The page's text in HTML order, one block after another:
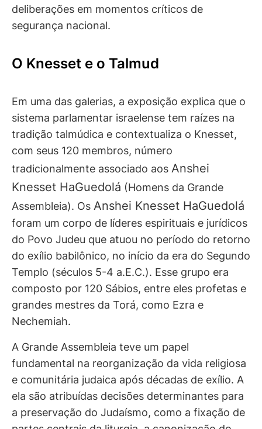
deliberações em momentos críticos de
segurança nacional.
O Knesset e o Talmud
Em uma das galerias, a exposição explica que o
sistema parlamentar israelense tem raízes na
tradição talmúdica e contextualiza o Knesset,
com seus 120 membros, número
tradicionalmente associado aos Anshei
Knesset HaGuedolá (Homens da Grande
Assembleia). Os Anshei Knesset HaGuedolá
foram um corpo de líderes espirituais e jurídicos
do Povo Judeu que atuou no período do retorno
do exílio babilônico, no início da era do Segundo
Templo (séculos 5-4 a.E.C.). Esse grupo era
composto por 120 Sábios, entre eles profetas e
grandes mestres da Torá, como Ezra e
Nechemiah.
A Grande Assembleia teve um papel
fundamental na reorganização da vida religiosa
e comunitária judaica após décadas de exílio. A
ela são atribuídas decisões determinantes para
a preservação do Judaísmo, como a fixação de